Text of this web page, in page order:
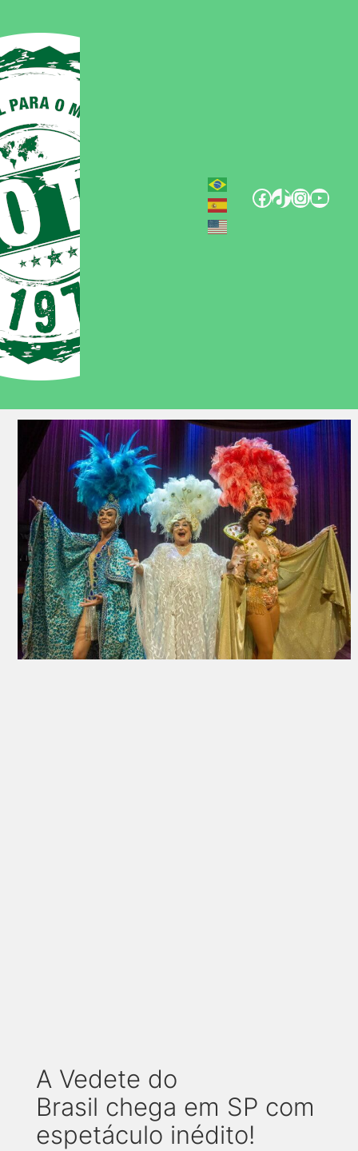
A Vedete do
Brasil chega em SP com
espetáculo inédito!